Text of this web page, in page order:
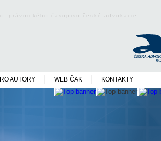
právnického časopisu české advokacie
AUTORY WEB ČAK KONTAKTY